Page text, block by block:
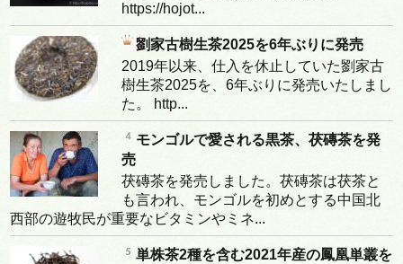
https://hojot...
劉家古樹生茶2025を6年ぶりに発売
2019年以来、仕入を休止していた劉家古
樹生茶2025を、6年ぶりに発売いたしまし
た。 http...
モンゴルで愛される黒茶、茯磚茶を発
売
茯磚茶を発売しました。茯磚茶は茯茶と
も言われ、モンゴルを初めとする中国北
西部の遊牧民が重要なビタミンやミネ...
単株茶2種を含む2021年産の鳳凰単叢を